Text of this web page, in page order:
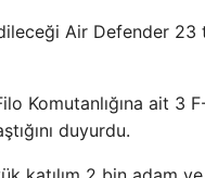
Air Defender
Komutanlığına ait 3
duyurdu.